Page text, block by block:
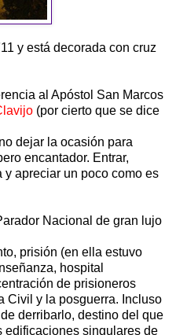
y está decorada con cruz
al Apóstol San Marcos
(por cierto que se dice
dejar la ocasión para
encantador. Entrar,
y apreciar un poco como es
Nacional de gran lujo
prisión (en ella estuvo
hospital
de prisioneros
Civil y la posguerra. Incluso
derribarlo, destino del que
edificaciones singulares de